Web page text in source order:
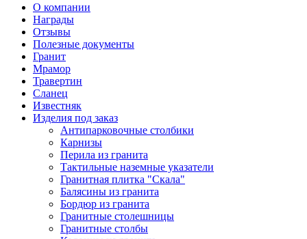
О компании
Награды
Отзывы
Полезные документы
Гранит
Мрамор
Травертин
Сланец
Известняк
Изделия под заказ
Антипарковочные столбики
Карнизы
Перила из гранита
Тактильные наземные указатели
Гранитная плитка "Скала"
Балясины из гранита
Бордюр из гранита
Гранитные столешницы
Гранитные столбы